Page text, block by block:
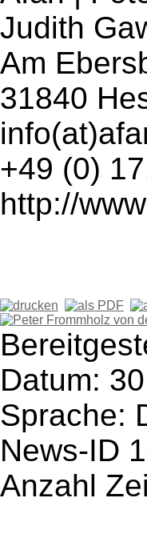
Judith
Am
31840
+49 (0)
http://
Datum:
Sprache:
News-ID
Anzahl